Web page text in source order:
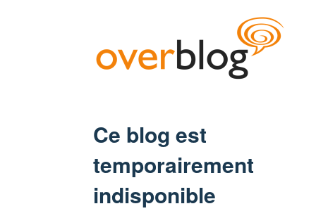
Ce blog est
temporairement
indisponible